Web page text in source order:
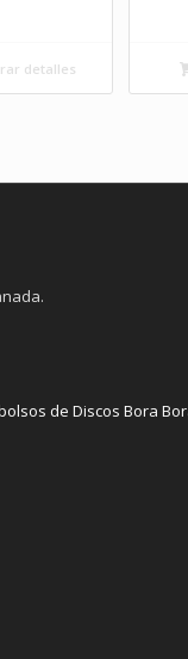
detalles
de Discos Bora